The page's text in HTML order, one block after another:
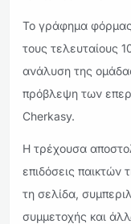
Το γράφημα φόρμας
τους τελευταίους
ανάλυση της
πρόβλεψη των
Cherkasy.
Η τρέχουσα
επιδόσεις παικτών
τη σελίδα,
συμμετοχής και